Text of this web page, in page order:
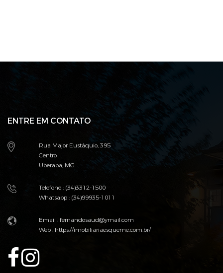
ENTRE EM CONTATO
Rua Major Eustáquio, 395
Centro
Uberaba, MG
Telefone : (34)3312-1500
Whatsapp : (34)99935-1011
Email :fernandosaud@ymail.com
Web :https://imobiliariaesqueme.com.br/